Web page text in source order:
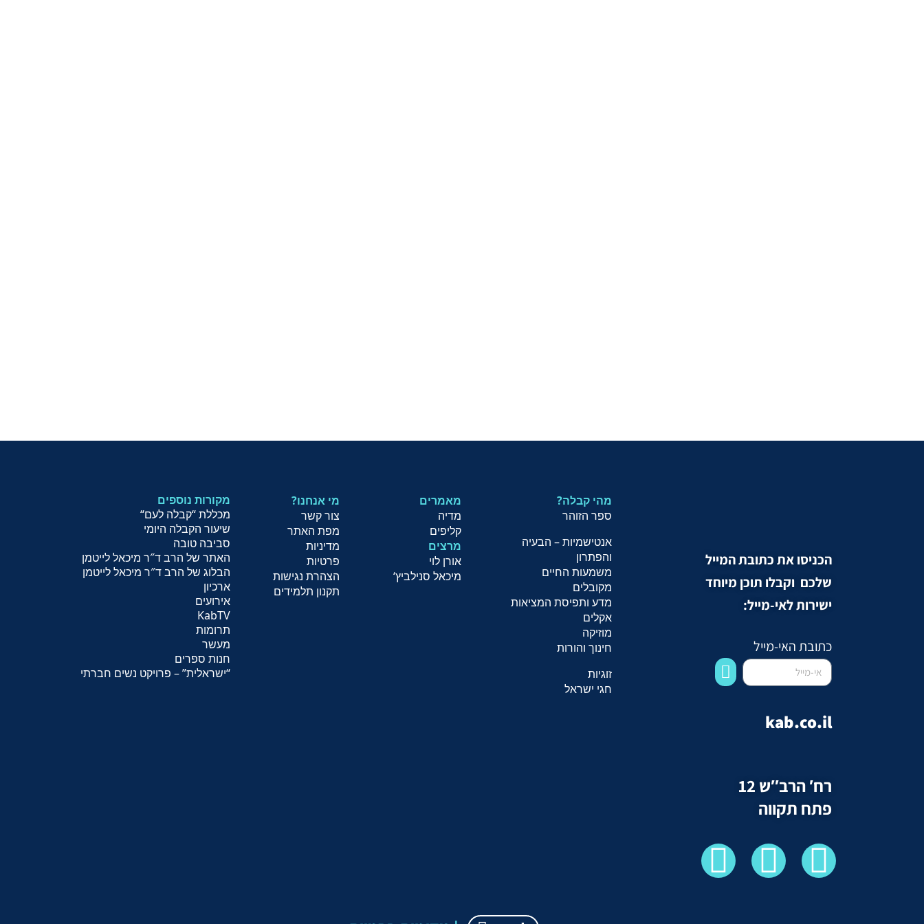
מקורות נוספים
“מכללת “קבלה לעם
שיעור הקבלה היומי
סביבה טובה
האתר של הרב ד″ר מיכאל לייטמן
הבלוג של הרב ד″ר מיכאל לייטמן
ארכיון
אירועים
KabTV
תרומות
מעשר
חנות ספרים
“ישראלית” – פרויקט נשים חברתי
?מי אנחנו
צור קשר
מפת האתר
מדיניות
פרטיות
הצהרת נגישות
תקנון תלמידים
מאמרים
מדיה
קליפים
מרצים
אורן לוי
מיכאל סנילביץ‘
מהי קבלה?
ספר הזוהר
אנטישמיות – הבעיה
והפתרון
משמעות החיים
מקובלים
מדע ותפיסת המציאות
אקלים
מוזיקה
חינוך והורות
זוגיות
חגי ישראל
הכניסו את כתובת המייל
שלכם וקבלו תוכן מיוחד
ישירות לאי-מייל:
כתובת האי-מייל
kab.co.il
רח′ הרב″ש 12
פתח תקווה